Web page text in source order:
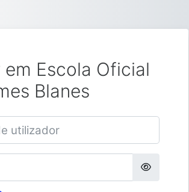
em Escola Oficial
Blanes